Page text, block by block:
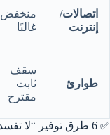
اتصالات/
إنترنت
منخفض
غالبًا
طوارئ
سقف
ثابت
مقترح
✅ 6 طرق توفير “لا تفسد الرحلة”